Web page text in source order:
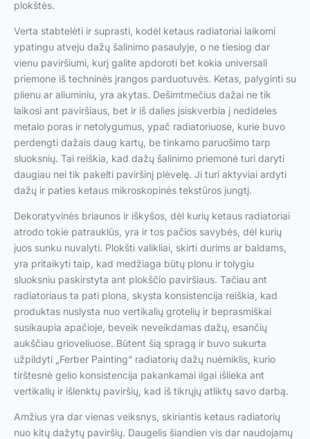
plokštės.
Verta stabtelėti ir suprasti, kodėl ketaus radiatoriai laikomi
ypatingu atveju dažų šalinimo pasaulyje, o ne tiesiog dar
vienu paviršiumi, kurį galite apdoroti bet kokia universali
priemone iš techninės įrangos parduotuvės. Ketas, palyginti su
plienu ar aliuminiu, yra akytas. Dešimtmečius dažai ne tik
laikosi ant paviršiaus, bet ir iš dalies įsiskverbia į nedideles
metalo poras ir netolygumus, ypač radiatoriuose, kurie buvo
perdengti dažais daug kartų, be tinkamo paruošimo tarp
sluoksnių. Tai reiškia, kad dažų šalinimo priemonė turi daryti
daugiau nei tik pakelti paviršinį plėvelę. Ji turi aktyviai ardyti
dažų ir paties ketaus mikroskopinės tekstūros jungtį.
Dekoratyvinės briaunos ir iškyšos, dėl kurių ketaus radiatoriai
atrodo tokie patrauklūs, yra ir tos pačios savybės, dėl kurių
juos sunku nuvalyti. Plokšti valikliai, skirti durims ar baldams,
yra pritaikyti taip, kad medžiaga būtų plonu ir tolygiu
sluoksniu paskirstyta ant plokščio paviršiaus. Tačiau ant
radiatoriaus ta pati plona, skysta konsistencija reiškia, kad
produktas nuslysta nuo vertikalių grotelių ir beprasmiškai
susikaupia apačioje, beveik neveikdamas dažų, esančių
aukščiau grioveliuose. Būtent šią spragą ir buvo sukurta
užpildyti „Ferber Painting“ radiatorių dažų nuėmiklis, kurio
tirštesnė gelio konsistencija pakankamai ilgai išlieka ant
vertikalių ir išlenktų paviršių, kad iš tikrųjų atliktų savo darbą.
Amžius yra dar vienas veiksnys, skiriantis ketaus radiatorių
nuo kitų dažytų paviršių. Daugelis šiandien vis dar naudojamų